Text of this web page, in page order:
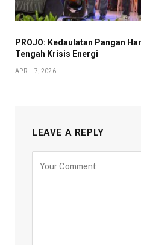
PROJO: Kedaulatan Pangan
Tengah Krisis Energi
APRIL 7, 2026
LEAVE A REPLY